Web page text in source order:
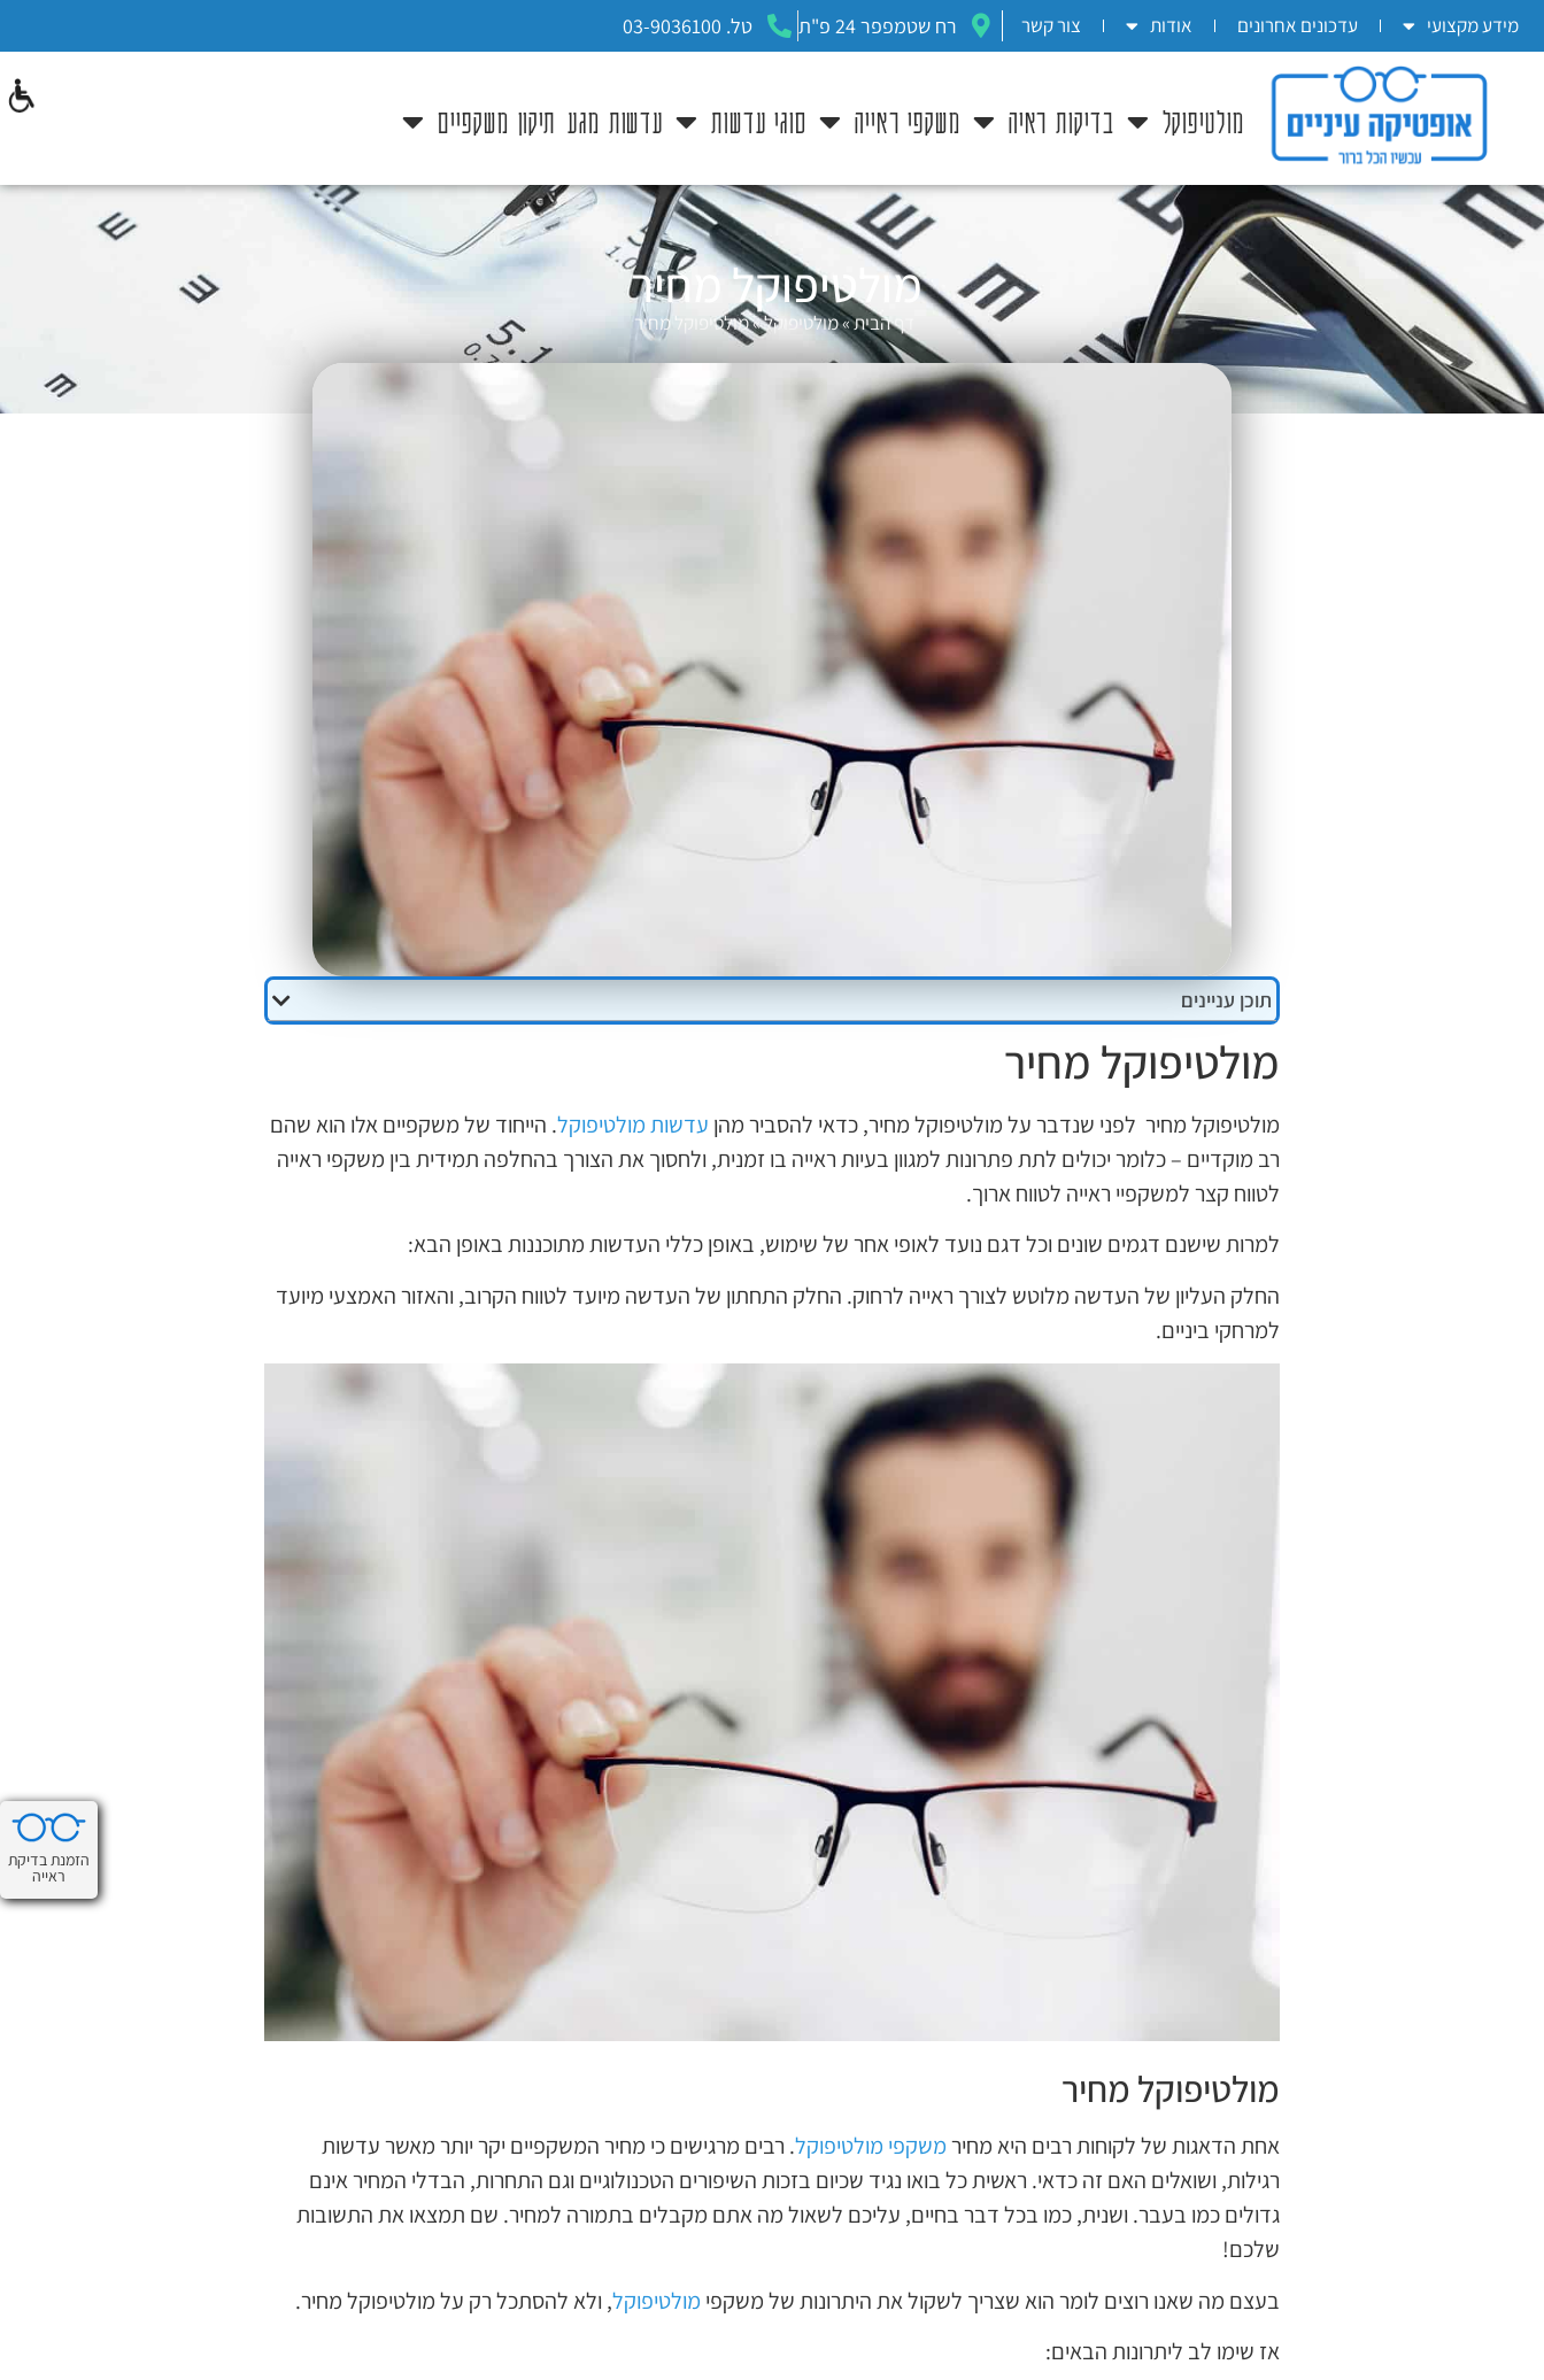
בְּאֲתָר
זֶה
מֻפְעֶלֶת
"המרכז
הישראלי
לְהַנְגָּשָׁת
אָתָרִים".
לִנְגִישׁוּת
הָאֲתָר.
לִפְתִיחַת
מידע מקצועי עדכונים אחרונים אודות צור קשר רח שטמפפר 24 פ"ת טל. 03-9036100
מולטיפוקל בדיקות ראיה משקפי ראייה סוגי עדשות עדשות מגע תיקון משקפיים
מולטיפוקל מחיר
דף הבית»מולטיפוקל»מולטיפוקל מחיר
תוכן עניינים
מולטיפוקל מחיר
מולטיפוקל מחיר לפני שנדבר על מולטיפוקל מחיר, כדאי להסביר מהן עדשות מולטיפוקל. הייחוד של משקפיים אלו הוא שהם
רב מוקדיים – כלומר יכולים לתת פתרונות למגוון בעיות ראייה בו זמנית, ולחסוך את הצורך בהחלפה תמידית בין משקפי ראייה
לטווח קצר למשקפיי ראייה לטווח ארוך.
למרות שישנם דגמים שונים וכל דגם נועד לאופי אחר של שימוש, באופן כללי העדשות מתוכננות באופן הבא:
החלק העליון של העדשה מלוטש לצורך ראייה לרחוק. החלק התחתון של העדשה מיועד לטווח הקרוב, והאזור האמצעי מיועד
למרחקי ביניים.
מולטיפוקל מחיר
אחת הדאגות של לקוחות רבים היא מחירמשקפי מולטיפוקל. רבים מרגישים כי מחיר המשקפיים יקר יותר מאשר עדשות
רגילות, ושואלים האם זה כדאי. ראשית כל בואו נגיד שכיום בזכות השיפורים הטכנולוגיים וגם התחרות, הבדלי המחיר אינם
גדולים כמו בעבר. ושנית, כמו בכל דבר בחיים, עליכם לשאול מה אתם מקבלים בתמורה למחיר. שם תמצאו את התשובות
שלכם!
בעצם מה שאנו רוצים לומר הוא שצריך לשקול את היתרונות של משקפי מולטיפוקל, ולא להסתכל רק על מולטיפוקל מחיר.
אז שימו לב ליתרונות הבאים:
הזמנת בדיקת
ראייה